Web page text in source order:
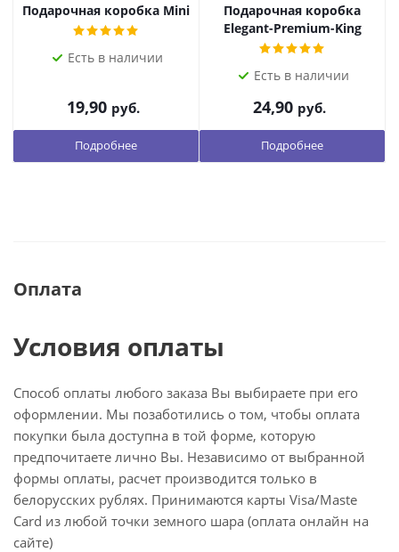
Подарочная коробка Mini
Есть в наличии
19,90 руб.
Подробнее
Подарочная коробка
Elegant-Premium-King
Есть в наличии
24,90 руб.
Подробнее
Оплата
Условия оплаты
Способ оплаты любого заказа Вы выбираете при его
оформлении. Мы позаботились о том, чтобы оплата
покупки была доступна в той форме, которую
предпочитаете лично Вы. Независимо от выбранной
формы оплаты, расчет производится только в
белорусских рублях. Принимаются карты Visa/Maste
Card из любой точки земного шара (оплата онлайн на
сайте)